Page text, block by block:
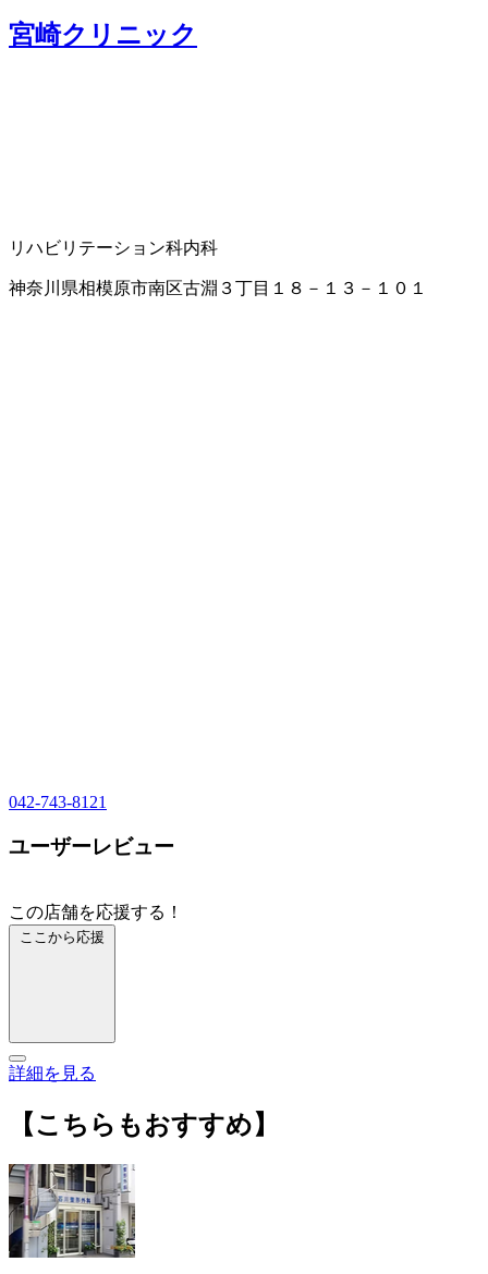
宮崎クリニック
リハビリテーション科内科
神奈川県相模原市南区古淵３丁目１８－１３－１０１
042-743-8121
ユーザーレビュー
この店舗を応援する！
ここから応援
詳細を見る
【こちらもおすすめ】